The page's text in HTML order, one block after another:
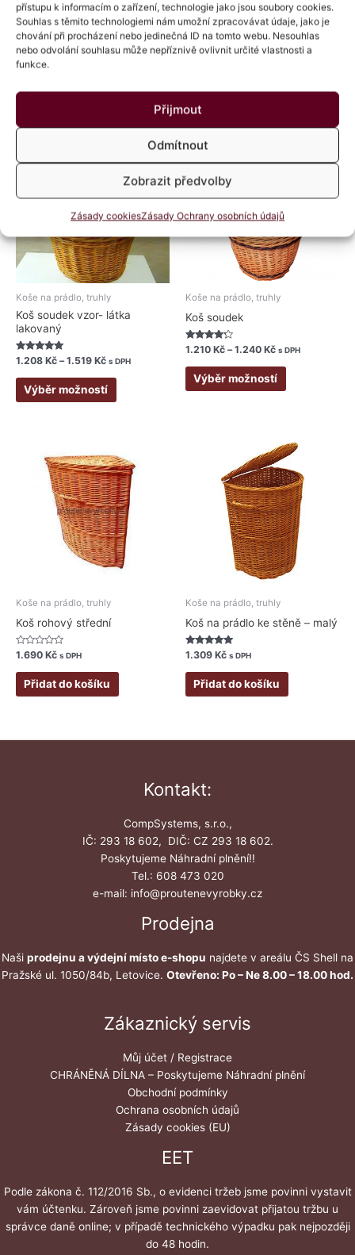
přístupu k informacím o zařízení, technologie jako jsou soubory cookies.
Souhlas s těmito technologiemi nám umožní zpracovávat údaje, jako je
chování při procházení nebo jedinečná ID na tomto webu. Nesouhlas
nebo odvolání souhlasu může nepříznivě ovlivnit určité vlastnosti a
funkce.
Přijmout
Odmítnout
Zobrazit předvolby
Zásady cookiesZásady Ochrany osobních údajů
Související produkty
Koše na prádlo, truhly
Koš soudek vzor- látka
lakovaný
Hodnocení
z 5
1.208 Kč – 1.519 Kč
1.208 Kč
1.519 Kč
s DPH
Výběr možností
více
Možnosti
lze
vybrat
na
produktu
Koše na prádlo, truhly
Koš soudek
Hodnocení
z 5
1.210 Kč – 1.240 Kč
1.210 Kč
s DPH
Výběr možností
lze
vybrat
na
Koše na prádlo, truhly
Koš rohový střední
Hodnocení
0
z
1.690 Kč s DPH
Přidat do košíku
Koše na prádlo, truhly
Koš na prádlo ke stěně – malý
Hodnocení
5.00
z 5
1.309 Kč s DPH
Přidat do košíku
Kontakt:
CompSystems, s.r.o.,
IČ: 293 18 602, DIČ: CZ 293 18 602.
Poskytujeme Náhradní plnění!!
Tel.: 608 473 020
e-mail: info@proutenevyrobky.cz
Prodejna
Naši prodejnu a výdejní místo e-shopu najdete v areálu ČS Shell na
Pražské ul. 1050/84b, Letovice. Otevřeno: Po – Ne 8.00 – 18.00 hod.
Zákaznický servis
Můj účet / Registrace
CHRÁNĚNÁ DÍLNA – Poskytujeme Náhradní plnění
Obchodní podmínky
Ochrana osobních údajů
Zásady cookies (EU)
EET
Podle zákona č. 112/2016 Sb., o evidenci tržeb jsme povinni vystavit
vám účtenku. Zároveň jsme povinni zaevidovat přijatou tržbu u
správce daně online; v případě technického výpadku pak nejpozději
do 48 hodin.